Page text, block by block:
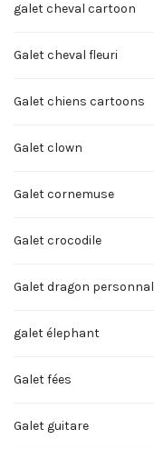
galet cheval cartoon
Galet cheval fleuri
Galet chiens cartoons
Galet clown
Galet cornemuse
Galet crocodile
Galet dragon
galet élephant
Galet fées
Galet guitare